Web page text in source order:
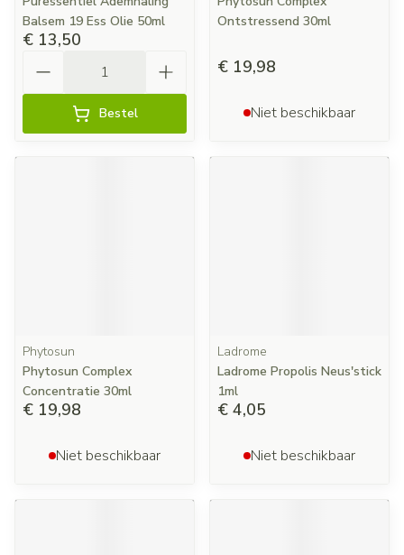
Balsem 19 Ess Olie 50ml
€ 13,50
Bestel
Ontstressend 30ml
€ 19,98
Niet beschikbaar
Phytosun
Phytosun Complex
Concentratie 30ml
€ 19,98
Niet beschikbaar
Ladrome
Ladrome Propolis Neus'stick
1ml
€ 4,05
Niet beschikbaar